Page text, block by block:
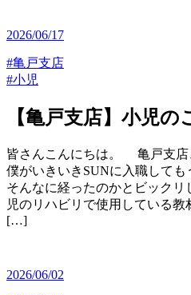
2026/06/17
#亀戸支店
#小児
【亀戸支店】小児
皆さんこんにちは。 亀戸支店
僕がいきいきSUNに入職しても
そんなに経ったのかとビック
児のリハビリで使用している教
[…]
2026/06/02